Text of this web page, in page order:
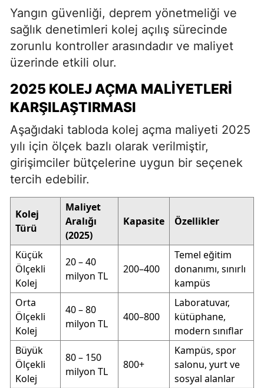
Yangın güvenliği, deprem yönetmeliği ve
sağlık denetimleri kolej açılış sürecinde
zorunlu kontroller arasındadır ve maliyet
üzerinde etkili olur.
2025 KOLEJ AÇMA MALIYETLERI
KARŞILAŞTIRMASI
Aşağıdaki tabloda kolej açma maliyeti 2025
yılı için ölçek bazlı olarak verilmiştir,
girişimciler bütçelerine uygun bir seçenek
tercih edebilir.
Kolej
Türü
Maliyet
Aralığı
(2025)
Kapasite Özellikler
Küçük
Ölçekli
Kolej
20 – 40
milyon TL
200–400
Temel eğitim
donanımı, sınırlı
kampüs
Orta
Ölçekli
Kolej
40 – 80
milyon TL
400–800
Laboratuvar,
kütüphane,
modern sınıflar
Büyük
Ölçekli
Kolej
80 – 150
milyon TL
800+
Kampüs, spor
salonu, yurt ve
sosyal alanlar